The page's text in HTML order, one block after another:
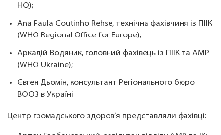
HQ);
Ana Paula Coutinho Rehse, технічна фахівчиня із ПІІК
(WHO Regional Office for Europe);
Аркадій Водяник, головний фахівець із ПІІК та АМР
(WHO Ukraine);
Євген Дьомін, консультант Регіонального бюро
ВООЗ в Україні.
Центр громадського здоров’я представляли фахівці: